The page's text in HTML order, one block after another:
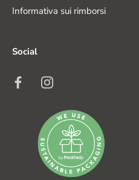
Informativa sui rimborsi
Social